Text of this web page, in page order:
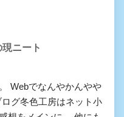
ニート
Webでなんやかんやや
グ冬色工房はネット小